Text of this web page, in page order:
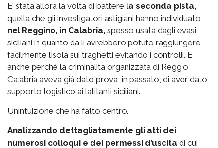
E’ stata allora la volta di battere la seconda pista,
quella che gli investigatori astigiani hanno individuato
nel Reggino, in Calabria, spesso usata dagli evasi
siciliani in quanto da lì avrebbero potuto raggiungere
facilmente l’isola sui traghetti evitando i controlli. E
anche perché la criminalità organizzata di Reggio
Calabria aveva già dato prova, in passato, di aver dato
supporto logistico ai latitanti siciliani.
Un’intuizione che ha fatto centro.
Analizzando dettagliatamente gli atti dei
numerosi colloqui e dei permessi d’uscita di cui